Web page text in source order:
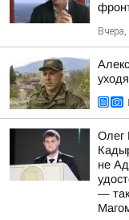
Олег
не
— так